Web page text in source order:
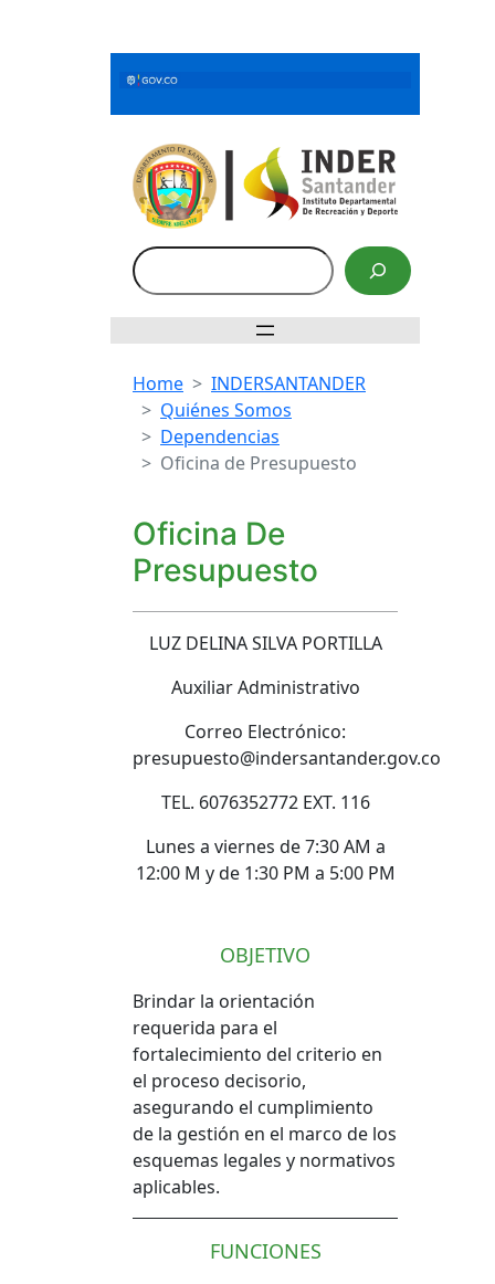
contenido
Buscar
Home
INDERSANTANDER
Quiénes Somos
Dependencias
Oficina de Presupuesto
Oficina De
Presupuesto
LUZ DELINA SILVA PORTILLA
Auxiliar Administrativo
Correo Electrónico:
presupuesto@indersantander.gov.co
TEL. 6076352772 EXT. 116
Lunes a viernes de 7:30 AM a
12:00 M y de 1:30 PM a 5:00 PM
OBJETIVO
Brindar la orientación
requerida para el
fortalecimiento del criterio en
el proceso decisorio,
asegurando el cumplimiento
de la gestión en el marco de los
esquemas legales y normativos
aplicables.
FUNCIONES